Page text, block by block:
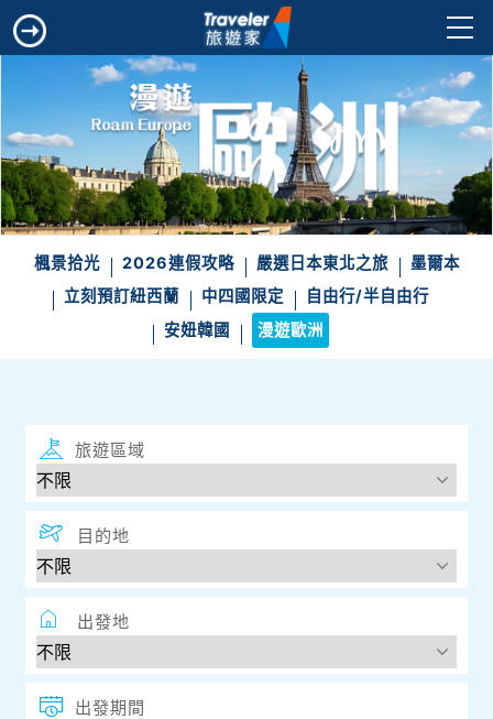
楓景拾光 2026連假攻略 嚴選日本東北之旅
墨爾本
立刻預訂紐西蘭
中四國限定
自由行/半自由行
安妞韓國
漫遊歐洲
旅遊區域
目的地
出發地
出發期間